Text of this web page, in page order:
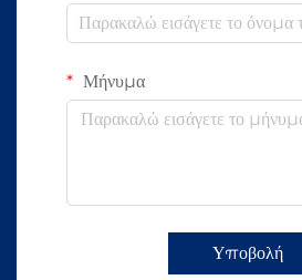
Μήνυμα
Υποβολή